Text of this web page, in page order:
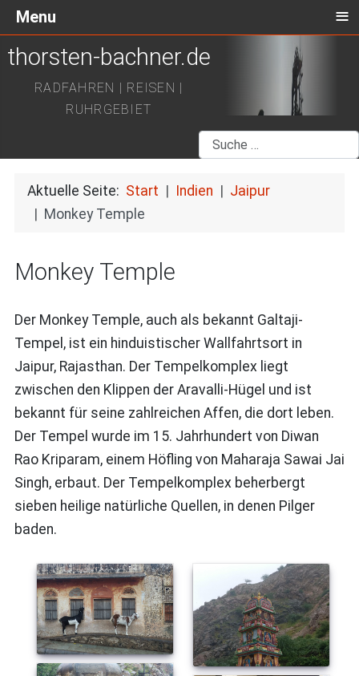
thorsten-bachner.de
RADFAHREN | REISEN |
RUHRGEBIET
Suchen
Aktuelle Seite: Start Indien
Jaipur
Monkey Temple
Monkey Temple
Der Monkey Temple, auch als bekannt Galtaji-
Tempel, ist ein hinduistischer Wallfahrtsort in
Jaipur, Rajasthan. Der Tempelkomplex liegt
zwischen den Klippen der Aravalli-Hügel und ist
bekannt für seine zahlreichen Affen, die dort leben.
Der Tempel wurde im 15. Jahrhundert von Diwan
Rao Kriparam, einem Höfling von Maharaja Sawai Jai
Singh, erbaut. Der Tempelkomplex beherbergt
sieben heilige natürliche Quellen, in denen Pilger
baden.
Menu ≡